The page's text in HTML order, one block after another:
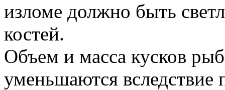
изломе должно быть
костей.
Объем и масса кусков
уменьшаются вследствие